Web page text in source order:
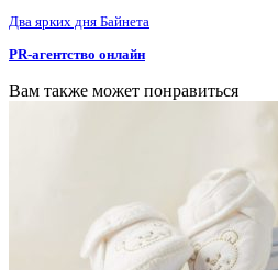
Два ярких дня Байнета
PR-агентство онлайн
Вам также может понравиться